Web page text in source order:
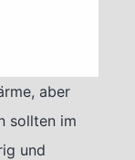
aber
sollten im
und